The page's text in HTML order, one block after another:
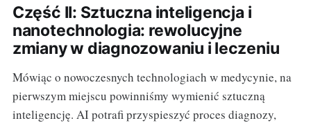
Część II: Sztuczna inteligencja i
nanotechnologia: rewolucyjne
zmiany w diagnozowaniu i leczeniu
Mówiąc o nowoczesnych technologiach w medycynie, na
pierwszym miejscu powinniśmy wymienić sztuczną
inteligencję. AI potrafi przyspieszyć proces diagnozy,